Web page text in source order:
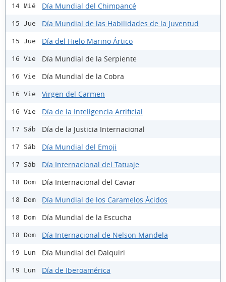
14 Mié Día Mundial del Chimpancé
15 Jue Día Mundial de las Habilidades de la Juventud
15 Jue Día del Hielo Marino Ártico
16 Vie Día Mundial de la Serpiente
16 Vie Día Mundial de la Cobra
16 Vie Virgen del Carmen
16 Vie Día de la Inteligencia Artificial
17 Sáb Día de la Justicia Internacional
17 Sáb Día Mundial del Emoji
17 Sáb Día Internacional del Tatuaje
18 Dom Día Internacional del Caviar
18 Dom Día Mundial de los Caramelos Ácidos
18 Dom Día Mundial de la Escucha
18 Dom Día Internacional de Nelson Mandela
19 Lun Día Mundial del Daiquiri
19 Lun Día de Iberoamérica